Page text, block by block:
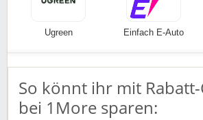
Ugreen Einfach E-Auto
So könnt ihr mit
bei 1More sparen: